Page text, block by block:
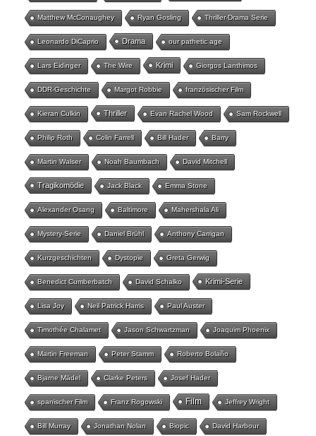
Matthew McConaughey Ryan Gosling Thriller-Drama Serie
Leonardo DiCaprio Drama our pathetic age
Lars Eidinger The Wire Krimi Giorgos Lanthimos
DDR-Geschichte Margot Robbie französischer Film
Kieran Culkin Thriller Evan Rachel Wood Sam Rockwell
Philip Roth Colin Farrell Bill Hader Barry
Martin Walser Noah Baumbach David Mitchell
Tragikomödie Jack Black Emma Stone
Alexander Osang Baltimore Mahershala Ali
Mystery-Serie Daniel Brühl Anthony Carrigan
Kurzgeschichten Dystopie Greta Gerwig
Benedict Cumberbatch David Schalko Krimi-Serie
Lisa Joy Neil Patrick Harris Paul Auster
Timothée Chalamet Jason Schwartzman Joaquim Phoenix
Martin Freeman Peter Stamm Roberto Bolaño
Bjarne Mädel Clarke Peters Josef Hader
spanischer Film Franz Rogowski Film Jeffrey Wright
Bill Murray Jonathan Nolan Biopic David Harbour